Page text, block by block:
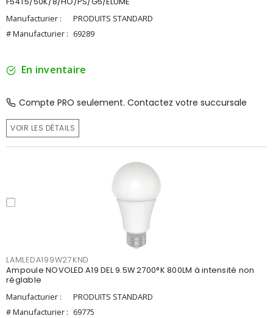
Manufacturier :
PRODUITS STANDARD
# Manufacturier : 69289
En inventaire
Compte PRO seulement. Contactez votre succursale
VOIR LES DÉTAILS
LAMLEDA199W27KND
Ampoule NOVOLED A19 DEL 9.5W 2700°K 800LM à intensité non
réglable
Manufacturier :
PRODUITS STANDARD
# Manufacturier : 69775